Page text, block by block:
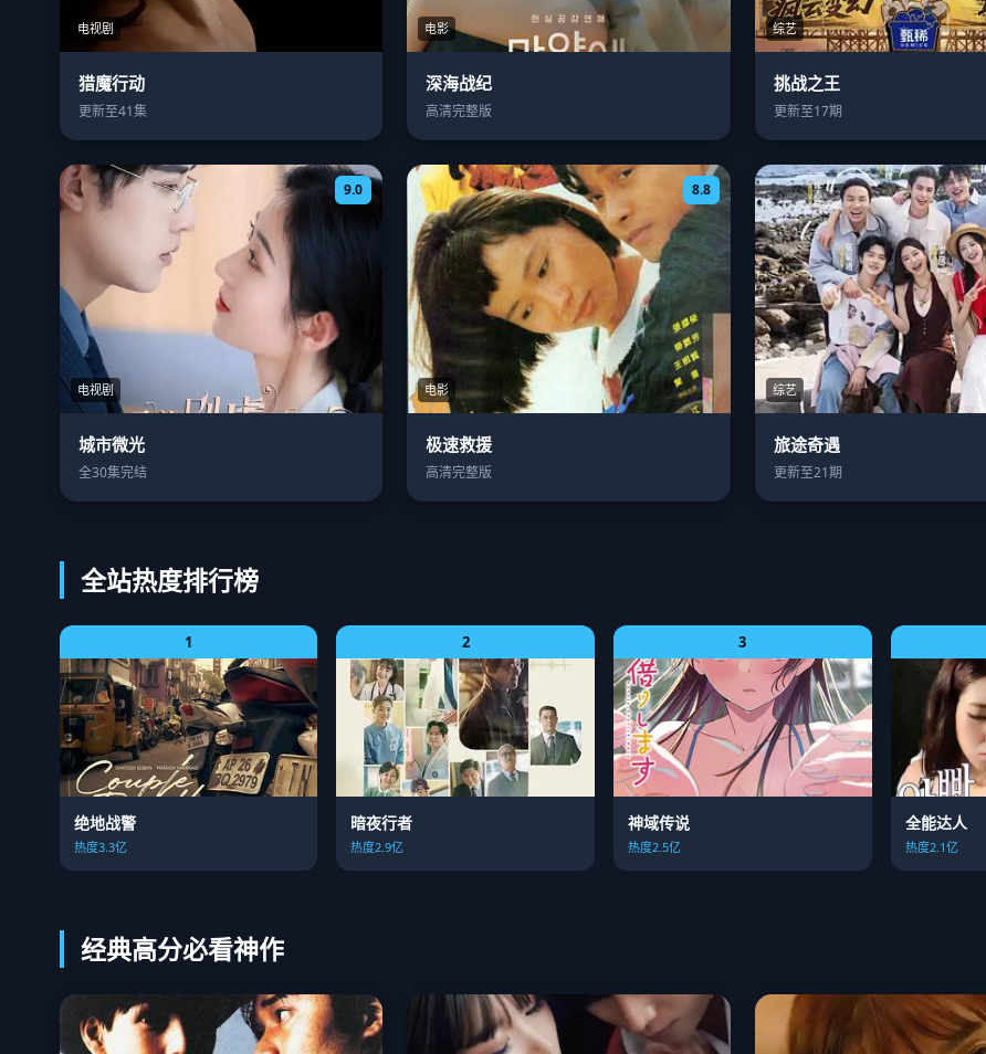
电视剧
猎魔行动
更新至41集
电影
深海战纪
高清完整版
综艺
挑战之王
更新至17期
9.0
电视剧
城市微光
全30集完结
8.8
电影
极速救援
高清完整版
综艺
旅途奇遇
更新至21期
全站热度排行榜
1
绝地战警
热度3.3亿
2
暗夜行者
热度2.9亿
3
神域传说
热度2.5亿
全能达人
热度2.1亿
经典高分必看神作